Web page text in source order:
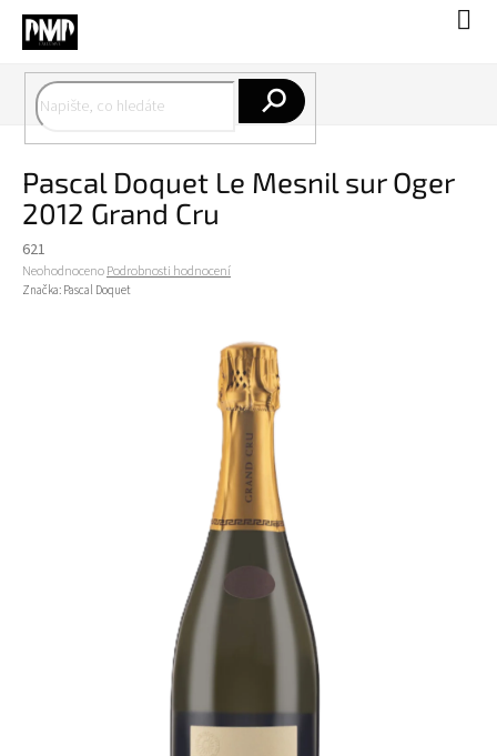
Přejít
obsah
Pascal Doquet Le Mesnil sur Oger
2012 Grand Cru
621
Průměrné
hodnocení
NeohodnocenoPodrobnosti hodnocení
Značka: Pascal Doquet